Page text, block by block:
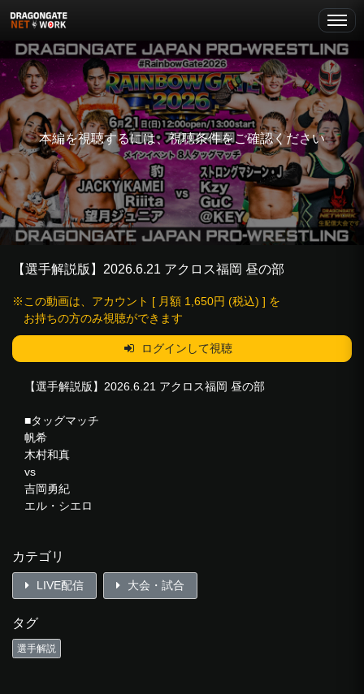
本編を視聴するには、視聴条件をご確認ください
【選手解説版】2026.6.21 アクロス福岡 昼の部
※この動画は、アカウント [ 月額 1,650円 (税込) ] を
お持ちの方のみ視聴ができます
ログインして視聴
【選手解説版】2026.6.21 アクロス福岡 昼の部
■タッグマッチ
帆希
木村和真
vs
吉岡勇紀
エル・シエロ
新橋二郎
vs
他花師
■6人タッグマッチ
ウルティモ・ドラゴン
ルイス・マンテ
カテゴリ
LIVE配信 大会・試合
タグ
選手解説